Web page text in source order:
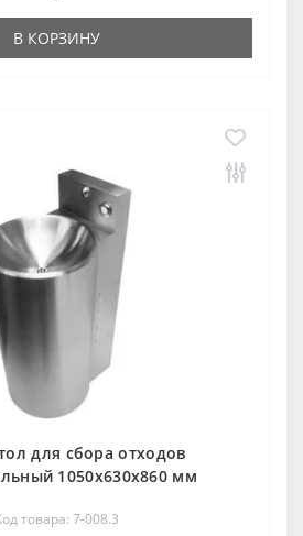
В КОРЗИНУ
для сбора отходов
1050х630х860 мм
товара: 7-008.3